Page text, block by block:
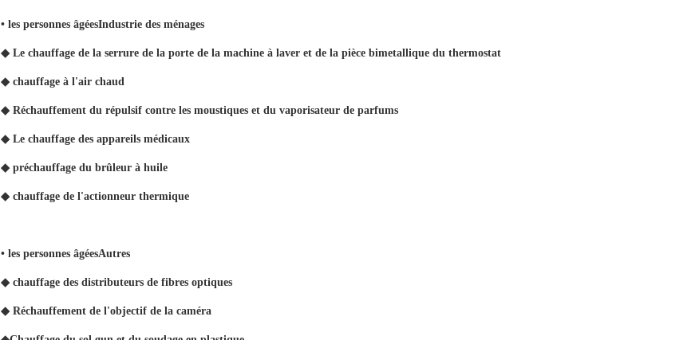
• les personnes âgéesIndustrie des ménages
◆ Le chauffage de la serrure de la porte de la machine à laver et de la pièce bimetallique du thermostat
◆ chauffage à l'air chaud
◆ Réchauffement du répulsif contre les moustiques et du vaporisateur de parfums
◆ Le chauffage des appareils médicaux
◆ préchauffage du brûleur à huile
◆ chauffage de l'actionneur thermique
• les personnes âgéesAutres
◆ chauffage des distributeurs de fibres optiques
◆ Réchauffement de l'objectif de la caméra